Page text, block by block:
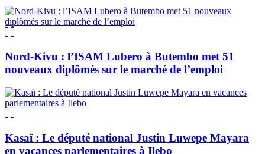
Nord-Kivu : l’ISAM Lubero à Butembo met 51
nouveaux diplômés sur le marché de l’emploi
Kasaï : Le député national Justin Luwepe Mayara
en vacances parlementaires à Ilebo